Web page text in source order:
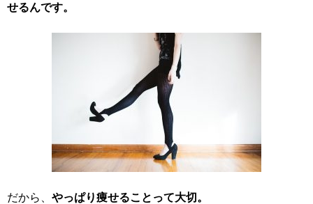
せるんです。
だから、 やっぱり痩せることって大切。